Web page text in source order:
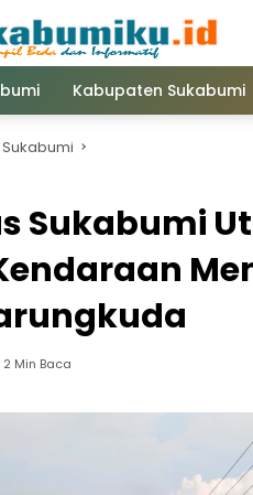
Kabupaten Sukabumi
Sukabumi
2 Min Baca